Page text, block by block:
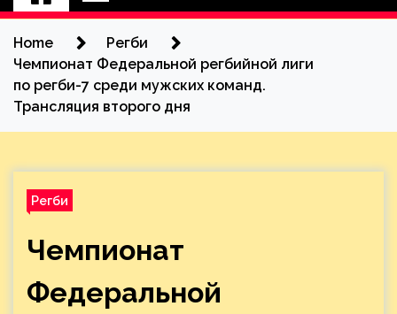
Home
Регби
Чемпионат Федеральной регбийной лиги
по регби-7 среди мужских команд.
Трансляция второго дня
Регби
Чемпионат
Федеральной